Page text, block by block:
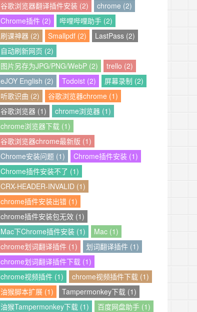
谷歌浏览器翻译插件安装 (2)
chrome (2)
Chrome插件 (2)
哔哩哔哩助手 (2)
刷课神器 (2)
Smallpdf (2)
LastPass (2)
自动刷新网页 (2)
图片另存为JPG/PNG/WebP (2)
trello (2)
eJOY English (2)
Todoist (2)
屏幕录制 (2)
听歌识曲 (2)
谷歌浏览器chrome (1)
谷歌浏览器 (1)
chrome浏览器 (1)
chrome浏览器下载 (1)
谷歌浏览器chrome最新版 (1)
Chrome安装问题 (1)
Chrome插件安装 (1)
Chrome插件安装不了 (1)
CRX-HEADER-INVALID (1)
chrome插件安装出错 (1)
chrome插件安装包无效 (1)
Mac下Chrome插件安装 (1)
Mac (1)
chrome划词翻译插件 (1)
划词翻译插件 (1)
chrome划词翻译插件下载 (1)
chrome视频插件 (1)
chrome视频插件下载 (1)
油猴脚本扩展 (1)
Tampermonkey下载 (1)
油猴Tampermonkey下载 (1)
百度网盘助手 (1)